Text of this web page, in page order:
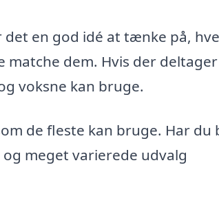
det en god idé at tænke på,
matche dem. Hvis der
voksne kan bruge.
de fleste kan bruge. Har du
meget varierede udvalg